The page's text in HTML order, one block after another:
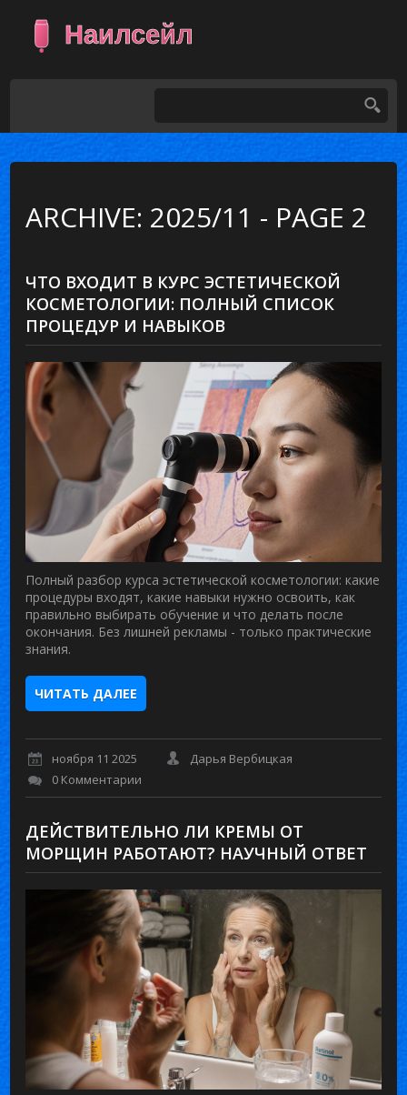
ARCHIVE: 2025/11 - PAGE 2
ЧТО ВХОДИТ В КУРС ЭСТЕТИЧЕСКОЙ
КОСМЕТОЛОГИИ: ПОЛНЫЙ СПИСОК
ПРОЦЕДУР И НАВЫКОВ
Полный разбор курса эстетической косметологии: какие
процедуры входят, какие навыки нужно освоить, как
правильно выбирать обучение и что делать после
окончания. Без лишней рекламы - только практические
знания.
ЧИТАТЬ ДАЛЕЕ
ноября 11 2025
Дарья Вербицкая
0 Комментарии
ДЕЙСТВИТЕЛЬНО ЛИ КРЕМЫ ОТ
МОРЩИН РАБОТАЮТ? НАУЧНЫЙ ОТВЕТ